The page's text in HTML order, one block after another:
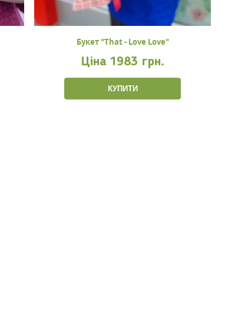
Букет "That - Love Love"
Ціна 1983 грн.
КУПИТИ